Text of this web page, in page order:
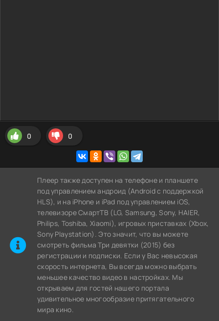
0 0
Плеер также доступен на телефоне и планшете
под управлением андроид (Android с поддержкой
HLS), и на iPhone и iPad под управлением iOS,
телевизоре СмартТВ (LG, Samsung, Sony, HAIER,
Philips, Toshiba, Xiaomi), игровых приставках (Xbox,
Sony Playstation). Это значит, что вы можете
cмотреть фильма Три девятки (2015) без
регистрации и подписки. Если у Вас невысокая
скорость интернета, Вы всегда можно выбрать
меньшее качество видео в настройках. Мы
открываем для гостей нашего портала
удивительное многообразие притягательного
мира кино.